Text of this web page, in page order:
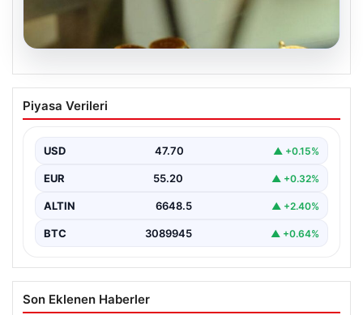
07.08.2026
Altın fiyatları canlı 2 Nisan 2026: Altın
fiyatları ne kadar oldu? Gram, çeyrek,
fiyatları
Piyasa Verileri
USD 47.70 ▲ +0.15%
EUR 55.20 ▲ +0.32%
ALTIN 6648.5 ▲ +2.40%
BTC 3089945 ▲ +0.64%
Son Eklenen Haberler